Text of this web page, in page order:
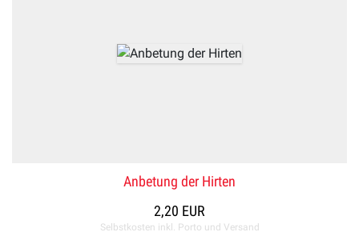
Anbetung der Hirten
2,20 EUR
Selbstkosten inkl. Porto und Versand